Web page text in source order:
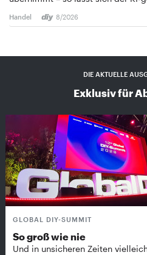
Handel 8/2026
DIE AKTUELLE
Exklusiv für
GLOBAL DIY-SUMMIT
So groß wie nie
Und in unsicheren Zeiten